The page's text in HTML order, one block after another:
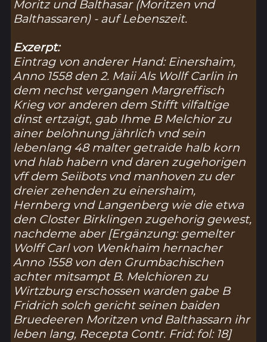
Moritz und Balthasar (Moritzen vnd
Balthassaren) - auf Lebenszeit.
Exzerpt:
Eintrag von anderer Hand: Einershaim,
Anno 1558 den 2. Maii Als Wollf Carlin in
dem nechst vergangen Margreffisch
Krieg vor anderen dem Stifft vilfaltige
dinst ertzaigt, gab Ihme B Melchior zu
ainer belohnung jährlich vnd sein
lebenlang 48 malter getraide halb korn
vnd hlab habern vnd daren zugehorigen
vff dem Seiibots vnd manhoven zu der
dreier zehenden zu einershaim,
Hernberg vnd Langenberg wie die etwa
den Closter Birklingen zugehorig gewest,
nachdeme aber [Ergänzung: gemelter
Wolff Carl von Wenkhaim hernacher
Anno 1558 von den Grumbachischen
achter mitsampt B. Melchioren zu
Wirtzburg erschossen warden gabe B
Fridrich solch gericht seinen baiden
Bruedeeren Moritzen vnd Balthassarn ihr
leben lang, Recepta Contr. Frid: fol: 18]